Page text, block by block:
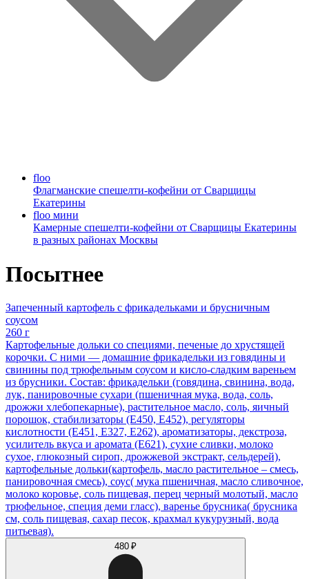
floo
Флагманские спешелти-кофейни от Сварщицы
Екатерины
floo мини
Камерные спешелти-кофейни от Сварщицы Екатерины
в разных районах Москвы
Посытнее
Запеченный картофель с фрикадельками и брусничным
соусом
260 г
Картофельные дольки со специями, печеные до хрустящей
корочки. С ними — домашние фрикадельки из говядины и
свинины под трюфельным соусом и кисло-сладким вареньем
из брусники. Состав: фрикадельки (говядина, свинина, вода,
лук, панировочные сухари (пшеничная мука, вода, соль,
дрожжи хлебопекарные), растительное масло, соль, яичный
порошок, стабилизаторы (Е450, Е452), регуляторы
кислотности (Е451, Е327, Е262), ароматизаторы, декстроза,
усилитель вкуса и аромата (Е621), сухие сливки, молоко
сухое, глюкозный сироп, дрожжевой экстракт, сельдерей),
картофельные дольки(картофель, масло растительное – смесь,
панировочная смесь), соус( мука пшеничная, масло сливочное,
молоко коровье, соль пищевая, перец черный молотый, масло
трюфельное, специя деми гласс), варенье брусника( брусника
см, соль пищевая, сахар песок, крахмал кукурузный, вода
питьевая).
480 ₽